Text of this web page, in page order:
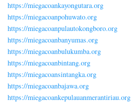
https://miegacoankayongutara.org
https://miegacoanpohuwato.org
https://miegacoanpulautokongboro.org
https://miegacoanbanyumas.org
https://miegacoanbulukumba.org
https://miegacoanbintang.org
https://miegacoansintangka.org
https://miegacoanbajawa.org
https://miegacoankepulauanmerantiriau.org